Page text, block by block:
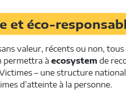
et éco-
valeur, récents ou non,
permettra à ecosystem de
– une structure
d’atteinte à la personne.